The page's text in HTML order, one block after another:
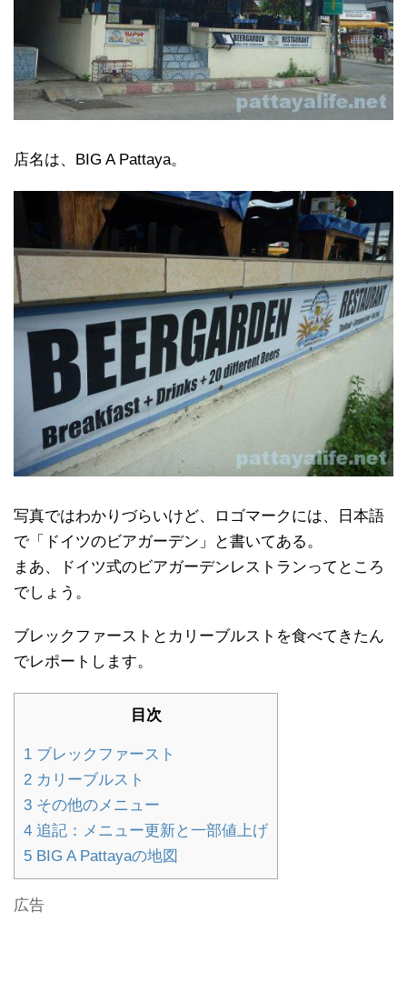
店名は、BIG A Pattaya。
写真ではわかりづらいけど、ロゴマークには、日本語
で「ドイツのビアガーデン」と書いてある。
まあ、ドイツ式のビアガーデンレストランってところ
でしょう。
ブレックファーストとカリーブルストを食べてきたん
でレポートします。
目次
1 ブレックファースト
2 カリーブルスト
3 その他のメニュー
4 追記：メニュー更新と一部値上げ
5 BIG A Pattayaの地図
広告